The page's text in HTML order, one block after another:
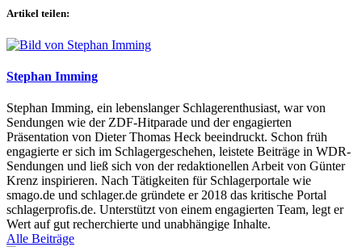
Artikel teilen:
Stephan Imming
Stephan Imming, ein lebenslanger Schlagerenthusiast, war von
Sendungen wie der ZDF-Hitparade und der engagierten
Präsentation von Dieter Thomas Heck beeindruckt. Schon früh
engagierte er sich im Schlagergeschehen, leistete Beiträge in WDR-
Sendungen und ließ sich von der redaktionellen Arbeit von Günter
Krenz inspirieren. Nach Tätigkeiten für Schlagerportale wie
smago.de und schlager.de gründete er 2018 das kritische Portal
schlagerprofis.de. Unterstützt von einem engagierten Team, legt er
Wert auf gut recherchierte und unabhängige Inhalte.
Alle Beiträge